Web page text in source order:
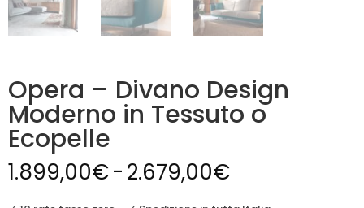
Opera – Divano Design
Moderno in Tessuto o
Ecopelle
1.899,00€-2.679,00€